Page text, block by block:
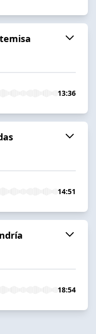
13:36
14:51
18:54